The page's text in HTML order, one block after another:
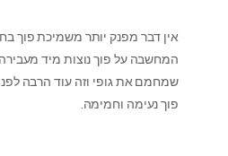
אין דבר מפנק יותר משמיכת פוך
המחשבה על פוך נוצות מיד מעבירה
שמחמם את גופי וזה עוד הרבה
פוך נעימה וחמימה.